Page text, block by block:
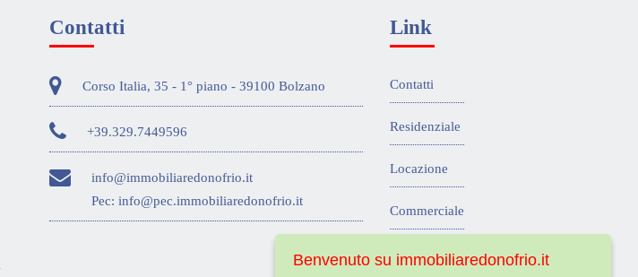
Contatti
Corso Italia, 35 - 1° piano - 39100 Bolzano
+39.329.7449596
info@immobiliaredonofrio.it
Pec: info@pec.immobiliaredonofrio.it
Link
Contatti
Residenziale
Locazione
Commerciale
Turistico
Benvenuto su immobiliaredonofrio.it